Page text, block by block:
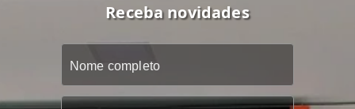
Receba novidades